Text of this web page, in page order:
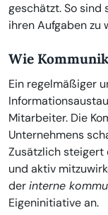
geschätzt. So sind
ihren Aufgaben zu
Wie
Ein regelmäßiger
Mitarbeiter. Die
Unternehmens
Zusätzlich steigert
und aktiv
derinterne
Eigeninitiative an.